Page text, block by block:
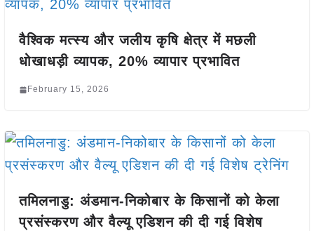
वैश्विक मत्स्य और जलीय कृषि क्षेत्र में मछली
धोखाधड़ी व्यापक, 20% व्यापार प्रभावित
February 15, 2026
तमिलनाडु: अंडमान-निकोबार के किसानों को केला
प्रसंस्करण और वैल्यू एडिशन की दी गई विशेष